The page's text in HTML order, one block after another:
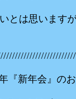
とは思います
『新年会』の